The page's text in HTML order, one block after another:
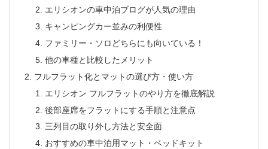
エリシオンの車中泊ブログが人気の理由
キャンピングカー並みの利便性
ファミリー・ソロどちらにも向いている！
他の車種と比較したメリット
フルフラット化とマットの選び方・使い方
エリシオン フルフラットのやり方を徹底解説
後部座席をフラットにする手順と注意点
三列目の取り外し方法と安全面
おすすめの車中泊用マット・ベッドキット